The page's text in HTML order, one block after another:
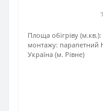
Площа обігріву (м.кв.):
монтажу: парапетний
Україна (м. Рівне)